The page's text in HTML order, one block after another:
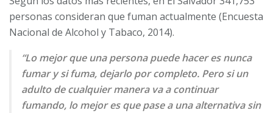
personas consideran que fuman actualmente (Encuesta
Nacional de Alcohol y Tabaco, 2014).
“Lo mejor que una persona puede hacer es nunca
fumar y si fuma, dejarlo por completo. Pero si un
adulto de cualquier manera va a continuar
fumando, lo mejor es que pase a una alternativa sin